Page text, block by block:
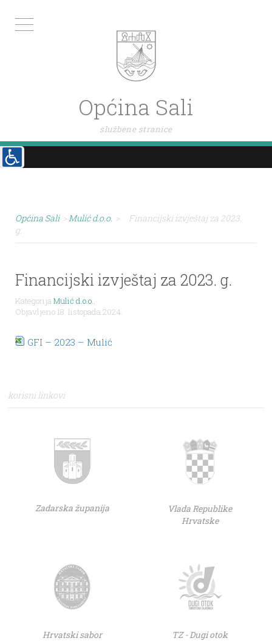
Općina Sali
službene stranice
Općina Sali > Mulić d.o.o. >
Financijski izvještaj za 2023.
g.
Financijski izvještaj za 2023. g.
KategorijaMulić d.o.o.,
Objavljeno 18. listopada 2024.
GFI – 2023 – Mulić
korisni linkovi
Zadarska županija
Vlada Republike
Hrvatske
Hrvatski sabor TZ - Dugi otok